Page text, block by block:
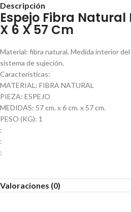
Descripción
Espejo Fibra Natural
X 6 X 57 Cm
Material: fibra natural. Medida interior
sistema de sujeción.
Características:
MATERIAL: FIBRA NATURAL
PIEZA: ESPEJO
MEDIDAS: 57 cm. x 6 cm. x 57 cm.
PESO (KG): 1
:
:
:
Valoraciones (0)